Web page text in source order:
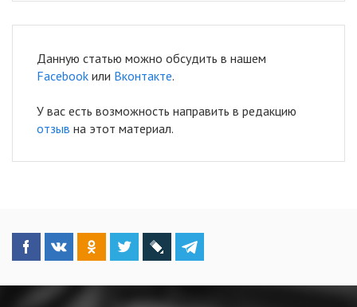
Данную статью можно обсудить в нашем
Facebook или Вконтакте.
У вас есть возможность направить в редакцию
отзыв на этот материал.